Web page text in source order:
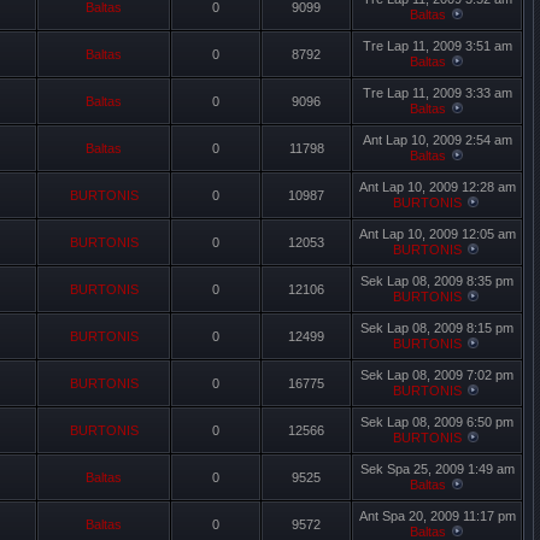
Baltas 0 9099
Baltas
Baltas 0 8792
Tre Lap 11, 2009 3:51 am
Baltas
Baltas 0 9096
Tre Lap 11, 2009 3:33 am
Baltas
Baltas 0 11798
Ant Lap 10, 2009 2:54 am
Baltas
BURTONIS 0 10987
Ant Lap 10, 2009 12:28 am
BURTONIS
BURTONIS 0 12053
Ant Lap 10, 2009 12:05 am
BURTONIS
BURTONIS 0 12106
Sek Lap 08, 2009 8:35 pm
BURTONIS
BURTONIS 0 12499
Sek Lap 08, 2009 8:15 pm
BURTONIS
BURTONIS 0 16775
Sek Lap 08, 2009 7:02 pm
BURTONIS
BURTONIS 0 12566
Sek Lap 08, 2009 6:50 pm
BURTONIS
Baltas 0 9525
Sek Spa 25, 2009 1:49 am
Baltas
Baltas 0 9572
Ant Spa 20, 2009 11:17 pm
Baltas